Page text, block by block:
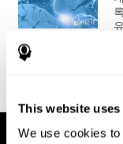
This website
We use cookies